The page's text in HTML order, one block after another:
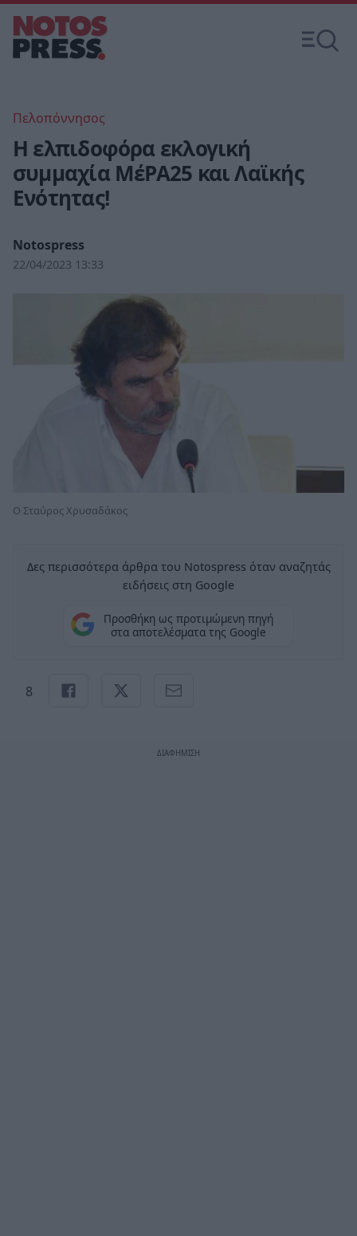
Πελοπόννησος
Η ελπιδοφόρα εκλογική
συμμαχία ΜέΡΑ25 και Λαϊκής
Ενότητας!
Notospress
22/04/2023 13:33
Ο Σταύρος Χρυσαδάκος
Δες περισσότερα άρθρα του Notospress όταν αναζητάς
ειδήσεις στη Google
Προσθήκη ως προτιμώμενη πηγή
στα αποτελέσματα της Google
8